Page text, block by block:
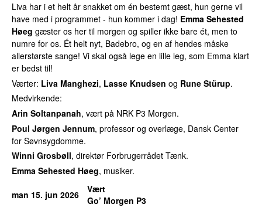
Liva har i et helt år snakket om én bestemt gæst, hun gerne vil
have med i programmet - hun kommer i dag! Emma Sehested
Høeg gæster os her til morgen og spiller ikke bare ét, men to
numre for os. Ét helt nyt, Badebro, og en af hendes måske
allerstørste sange! Vi skal også lege en lille leg, som Emma klart
er bedst til!
Værter: Liva Manghezi, Lasse Knudsen og Rune Stürup.
Medvirkende:
Arin Soltanpanah, vært på NRK P3 Morgen.
Poul Jørgen Jennum, professor og overlæge, Dansk Center
for Søvnsygdomme.
Winni Grosbøll, direktør Forbrugerrådet Tænk.
Emma Sehested Høeg, musiker.
man 15. jun 2026
Vært
Go’ Morgen P3